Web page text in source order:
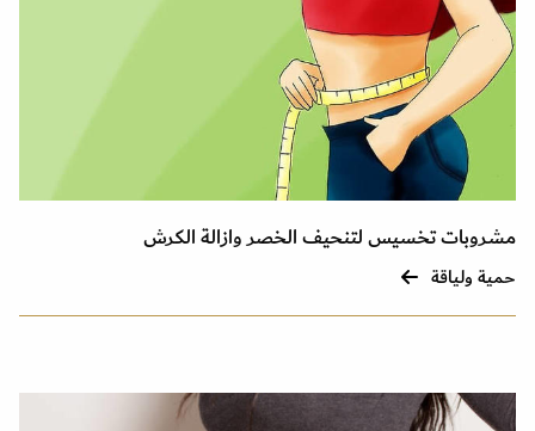
مشروبات تخسيس لتنحيف الخصر وازالة الكرش
حمية ولياقة